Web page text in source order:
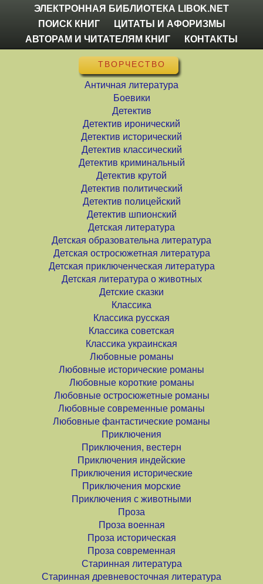
ЭЛЕКТРОННАЯ БИБЛИОТЕКА LIBOK.NET
ПОИСК КНИГ
ЦИТАТЫ И АФОРИЗМЫ
АВТОРАМ И ЧИТАТЕЛЯМ КНИГ
КОНТАКТЫ
ТВОРЧЕСТВО
Античная литература
Боевики
Детектив
Детектив иронический
Детектив исторический
Детектив классический
Детектив криминальный
Детектив крутой
Детектив политический
Детектив полицейский
Детектив шпионский
Детская литература
Детская образовательна литература
Детская остросюжетная литература
Детская приключенческая литература
Детская литература о животных
Детские сказки
Классика
Классика русская
Классика советская
Классика украинская
Любовные романы
Любовные исторические романы
Любовные короткие романы
Любовные остросюжетные романы
Любовные современные романы
Любовные фантастические романы
Приключения
Приключения, вестерн
Приключения индейские
Приключения исторические
Приключения морские
Приключения с животными
Проза
Проза военная
Проза историческая
Проза современная
Старинная литература
Старинная древневосточная литература